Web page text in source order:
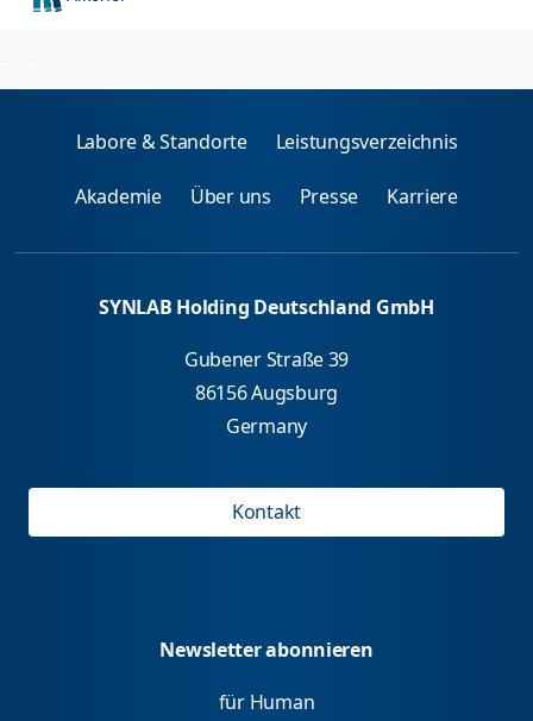
2026-08-08
Labore & Standorte Leistungsverzeichnis
Akademie Über uns Presse Karriere
SYNLAB Holding Deutschland GmbH
Gubener Straße 39
86156 Augsburg
Germany
Kontakt
Newsletter abonnieren
für Human